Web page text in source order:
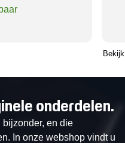
onderdelen.
bijzonder, en die
In onze webshop vindt u